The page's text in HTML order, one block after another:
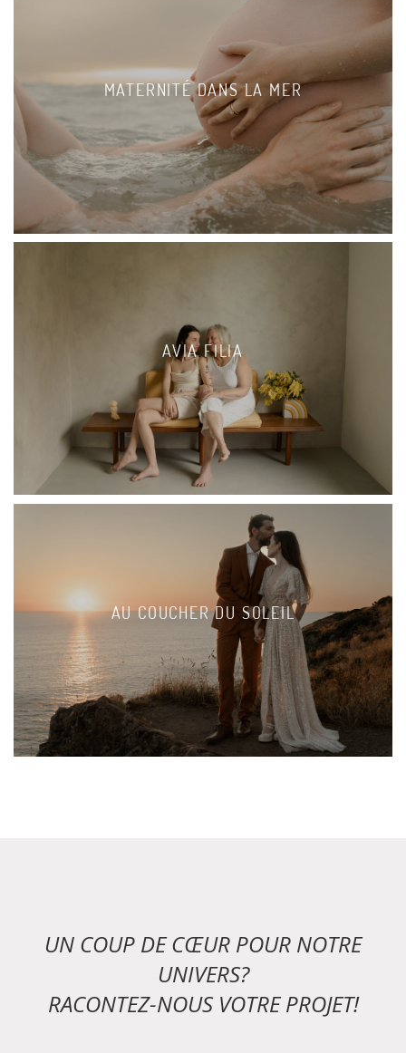
MATERNITÉ DANS LA MER
AVIA FILIA
AU COUCHER DU SOLEIL
UN COUP DE CŒUR POUR NOTRE
UNIVERS?
RACONTEZ-NOUS VOTRE PROJET!